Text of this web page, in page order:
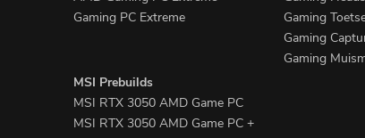
Gaming PC Extreme
MSI Prebuilds
MSI RTX 3050 AMD Game PC
MSI RTX 3050 AMD Game PC +
Gaming
Gaming
Gaming